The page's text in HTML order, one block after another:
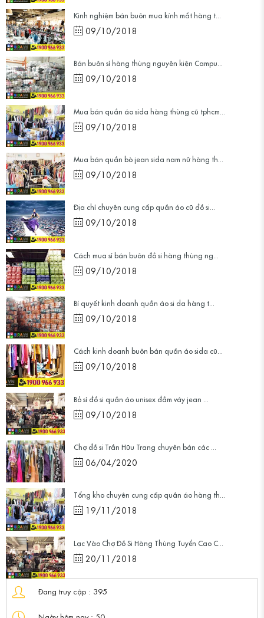
Kinh nghiệm bán buôn mua kính mắt hàng t...
09/10/2018
Bán buôn sỉ hàng thùng nguyên kiện Campu...
09/10/2018
Mua bán quần áo sida hàng thùng cũ tphcm...
09/10/2018
Mua bán quần bò jean sida nam nữ hàng th...
09/10/2018
Địa chỉ chuyên cung cấp quần áo cũ đồ si...
09/10/2018
Cách mua sỉ bán buôn đồ si hàng thùng ng...
09/10/2018
Bí quyết kinh doanh quần áo si da hàng t...
09/10/2018
Cách kinh doanh buôn bán quần áo sida cũ...
09/10/2018
Bỏ sỉ đồ si quần áo unisex đầm váy jean ...
09/10/2018
Chợ đồ si Trần Hữu Trang chuyên bán các ...
06/04/2020
Tổng kho chuyên cung cấp quần áo hàng th...
19/11/2018
Lạc Vào Chợ Đồ Si Hàng Thùng Tuyển Cao C...
20/11/2018
Đang truy cập : 395
Ngày hôm nay : 50